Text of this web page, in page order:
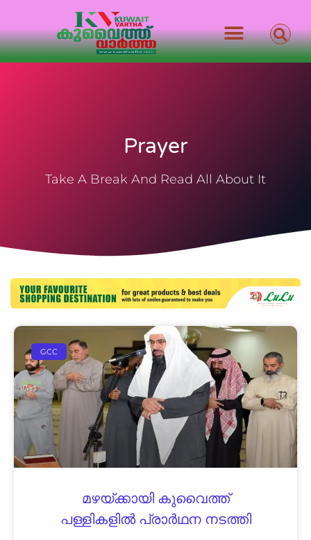
Prayer
Take A Break And Read All About It
GCC
മഴയ്ക്കായി കുവൈത്ത്
പള്ളികളിൽ പ്രാർഥന നടത്തി